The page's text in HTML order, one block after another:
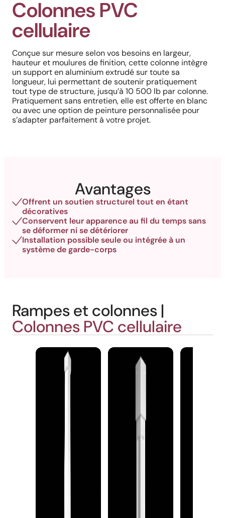
Colonnes PVC
cellulaire
Conçue sur mesure selon vos besoins en largeur,
hauteur et moulures de finition, cette colonne intègre
un support en aluminium extrudé sur toute sa
longueur, lui permettant de soutenir pratiquement
tout type de structure, jusqu’à 10 500 lb par colonne.
Pratiquement sans entretien, elle est offerte en blanc
ou avec une option de peinture personnalisée pour
s’adapter parfaitement à votre projet.
Avantages
Offrent un soutien structurel tout en étant
décoratives
Conservent leur apparence au fil du temps sans
se déformer ni se détériorer
Installation possible seule ou intégrée à un
système de garde-corps
Rampes et colonnes |
Colonnes PVC cellulaire